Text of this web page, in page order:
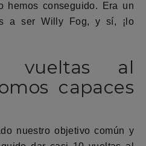
hemos conseguido. Era un
a ser Willy Fog, y sí, ¡lo
vueltas al
capaces
nuestro objetivo común y